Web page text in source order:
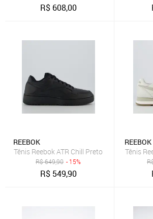
R$ 608,00
REEBOK
Tênis Reebok ATR Chill Preto
R$649,90 - 15%
R$ 549,90
REEBOK
Tênis